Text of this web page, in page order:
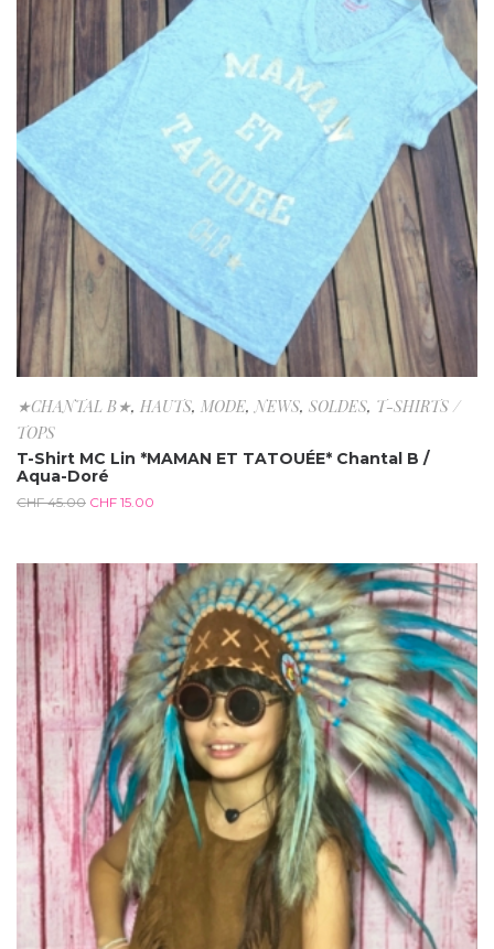
★CHANTAL B★, HAUTS, MODE,NEWS, SOLDES, T-SHIRTS /
TOPS
T-Shirt MC Lin *MAMAN ET TATOUÉE* Chantal B /
Aqua-Doré
CHF45.00 CHF 15.00